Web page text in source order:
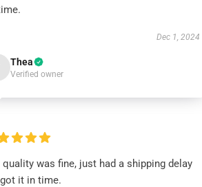
Dec 1, 2024
Thea
Verified owner
quality was fine, just had a shipping delay
it in time.